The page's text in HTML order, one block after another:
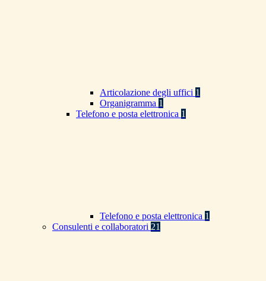
Articolazione degli uffici 1
Organigramma 1
Telefono e posta elettronica 1
Telefono e posta elettronica 1
Consulenti e collaboratori 21